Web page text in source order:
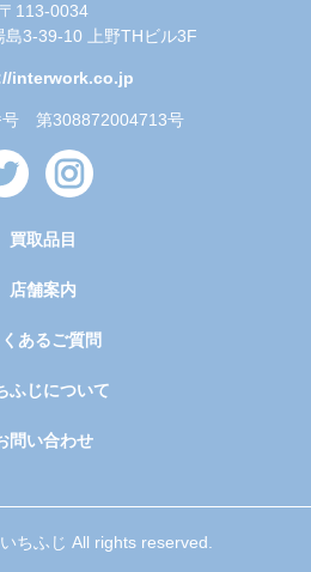
〒113-0034
島3-39-10 上野THビル3F
interwork.co.jp
号 第308872004713号
買取品目
店舗案内
あるご質問
ふじについて
問い合わせ
ちふじ All rights reserved.